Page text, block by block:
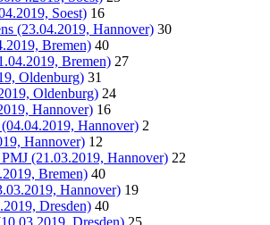
Soest) 16
(23.04.2019, Hannover) 30
Bremen) 40
Bremen) 27
Oldenburg) 31
Oldenburg) 24
Hannover) 16
Hannover) 2
Hannover) 12
PMJ (21.03.2019, Hannover) 22
Bremen) 40
Hannover) 19
Dresden) 40
Dresden) 25